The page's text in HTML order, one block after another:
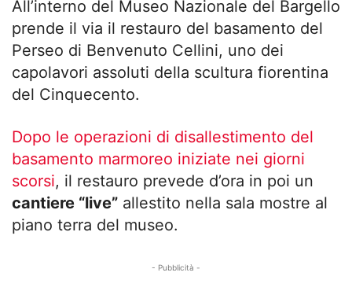
All’interno del Museo Nazionale del Bargello
prende il via il restauro del basamento del
Perseo di Benvenuto Cellini, uno dei
capolavori assoluti della scultura fiorentina
del Cinquecento.
Dopo le operazioni di disallestimento del
basamento marmoreo iniziate nei giorni
scorsi, il restauro prevede d’ora in poi un
cantiere “live” allestito nella sala mostre al
piano terra del museo.
- Pubblicità -